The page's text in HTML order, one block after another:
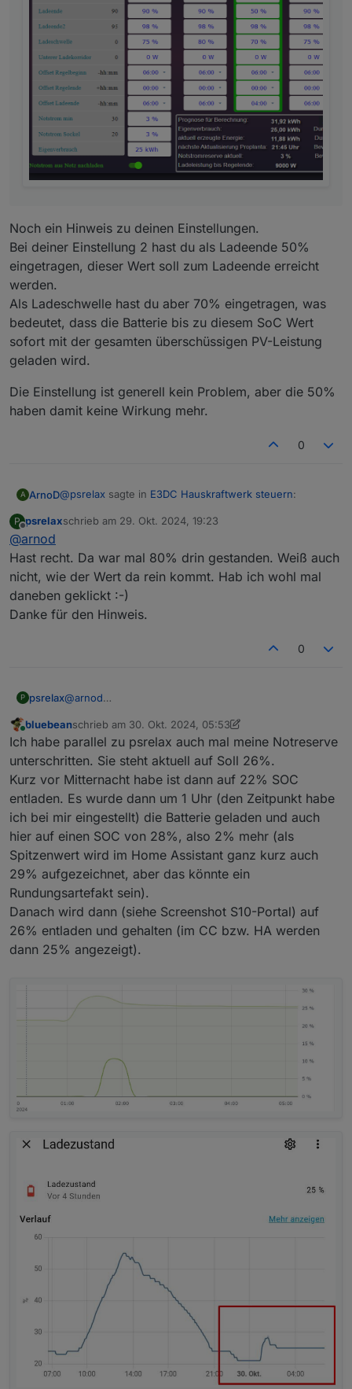
unter Unload ist falsch und von mir falsch verstanden.
Noch ein Hinweis zu deinen Einstellungen.
Bei deiner Einstellung 2 hast du als Ladeende 50%
eingetragen, dieser Wert soll zum Ladeende erreicht
werden.
Als Ladeschwelle hast du aber 70% eingetragen, was
bedeutet, dass die Batterie bis zu diesem SoC Wert
sofort mit der gesamten überschüssigen PV-Leistung
geladen wird.
Die Einstellung ist generell kein Problem, aber die 50%
haben damit keine Wirkung mehr.
0
A ArnoD@psrelax sagte in E3DC Hauskraftwerk steuern:
Bei deiner Einstellung 2 hast du als Ladeende 50%
eingetragen, dieser Wert soll zum Ladeende erreicht
werden.
Als Ladeschwelle hast du aber 70% eingetragen, was
bedeutet, dass die Batterie bis zu diesem SoC Wert
sofort mit der gesamten überschüssigen PV-Leistung
geladen wird.
Die Einstellung ist generell kein Problem, aber die 50%
haben damit keine Wirkung mehr.
P
Offline
psrelaxschrieb am 29. Okt. 2024, 19:23
zuletzt editiert von
@arnod
Hast recht. Da war mal 80% drin gestanden. Weiß auch
nicht, wie der Wert da rein kommt. Hab ich wohl mal
daneben geklickt :-)
Danke für den Hinweis.
0
P psrelax@arnod
nicht, wie der Wert da rein kommt. Hab ich wohl mal
daneben geklickt :-)
Danke für den Hinweis.
Online
bluebeanschrieb am 30. Okt. 2024, 05:53
zuletzt editiert von bluebean
Ich habe parallel zu psrelax auch mal meine Notreserve
unterschritten. Sie steht aktuell auf Soll 26%.
Kurz vor Mitternacht habe ist dann auf 22% SOC
entladen. Es wurde dann um 1 Uhr (den Zeitpunkt habe
ich bei mir eingestellt) die Batterie geladen und auch
hier auf einen SOC von 28%, also 2% mehr (als
Spitzenwert wird im Home Assistant ganz kurz auch
29% aufgezeichnet, aber das könnte ein
Rundungsartefakt sein).
Danach wird dann (siehe Screenshot S10-Portal) auf
26% entladen und gehalten (im CC bzw. HA werden
dann 25% angezeigt).